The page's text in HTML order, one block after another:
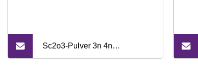
Sc2o3-Pulver 3n 4n